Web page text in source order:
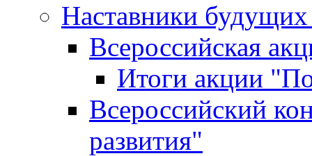
Наставники
Всероссийская
Итоги акции
Всероссийский
развития"